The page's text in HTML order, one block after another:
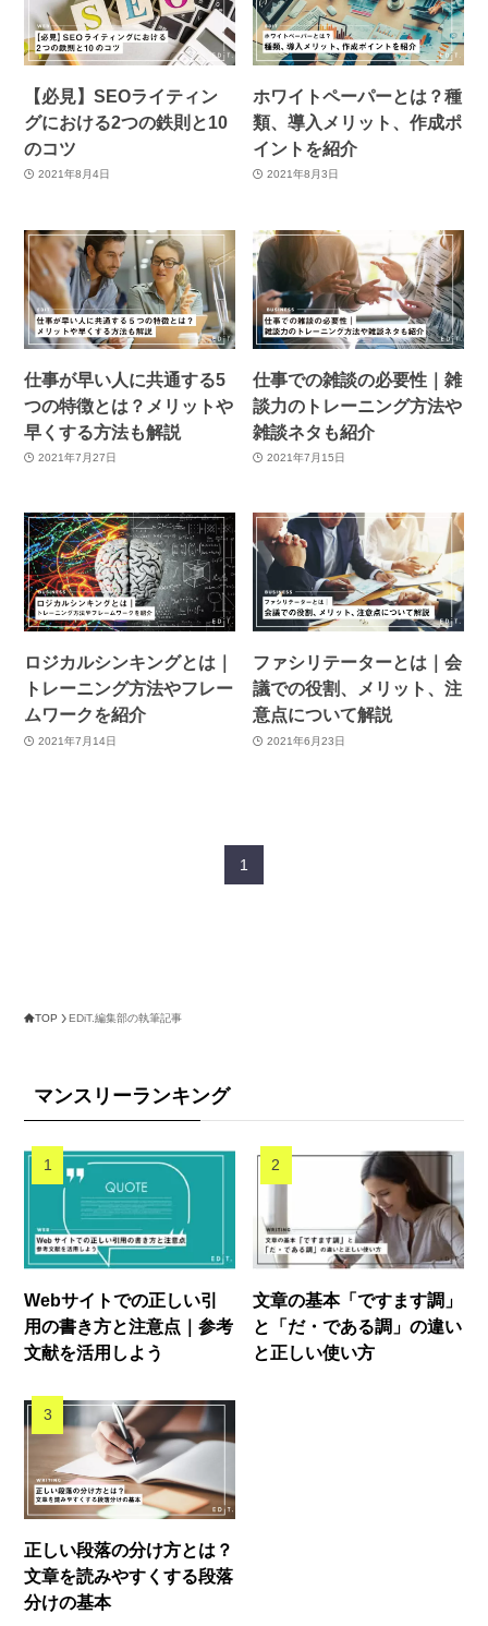
【必見】SEOライティン
グにおける2つの鉄則と10
のコツ
2021年8月4日
ホワイトペーパーとは？種
類、導入メリット、作成ポ
イントを紹介
2021年8月3日
仕事が早い人に共通する5
つの特徴とは？メリットや
早くする方法も解説
2021年7月27日
仕事での雑談の必要性｜雑
談力のトレーニング方法や
雑談ネタも紹介
2021年7月15日
ロジカルシンキングとは｜
トレーニング方法やフレー
ムワークを紹介
2021年7月14日
ファシリテーターとは｜会
議での役割、メリット、注
意点について解説
2021年6月23日
1
TOP EDiT.編集部の執筆記事
マンスリーランキング
Webサイトでの正しい引
用の書き方と注意点｜参考
文献を活用しよう
文章の基本「ですます調」
と「だ・である調」の違い
と正しい使い方
正しい段落の分け方とは？
文章を読みやすくする段落
分けの基本